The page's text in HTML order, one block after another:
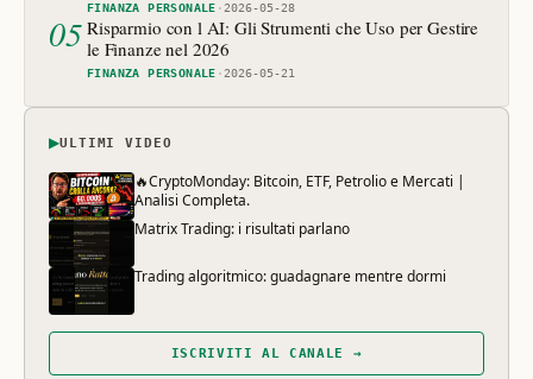
FINANZA PERSONALE ·2026-05-28
05 Risparmio con l AI: Gli Strumenti che Uso per Gestire
le Finanze nel 2026
FINANZA PERSONALE ·2026-05-21
▶ULTIMI VIDEO
🔥CryptoMonday: Bitcoin, ETF, Petrolio e Mercati |
Analisi Completa.
Matrix Trading: i risultati parlano
Trading algoritmico: guadagnare mentre dormi
ISCRIVITI AL CANALE →